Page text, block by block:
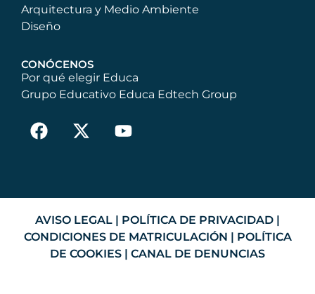
Arquitectura y Medio Ambiente
Diseño
CONÓCENOS
Por qué elegir Educa
Grupo Educativo Educa Edtech Group
AVISO LEGAL | POLÍTICA DE PRIVACIDAD |
CONDICIONES DE MATRICULACIÓN | POLÍTICA
DE COOKIES | CANAL DE DENUNCIAS